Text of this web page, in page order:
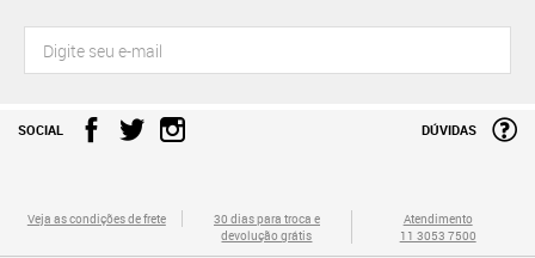
SOCIAL DÚVIDAS
Veja as condições de frete
30 dias para troca e
devolução grátis
Atendimento
11 3053 7500